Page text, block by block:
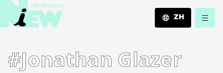
ZH
EN
ZH
#Jonathan Glazer